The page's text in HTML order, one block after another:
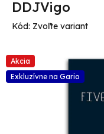
DDJVigo
Kód: Zvoľte variant
Akcia
Exkluzívne na Gario